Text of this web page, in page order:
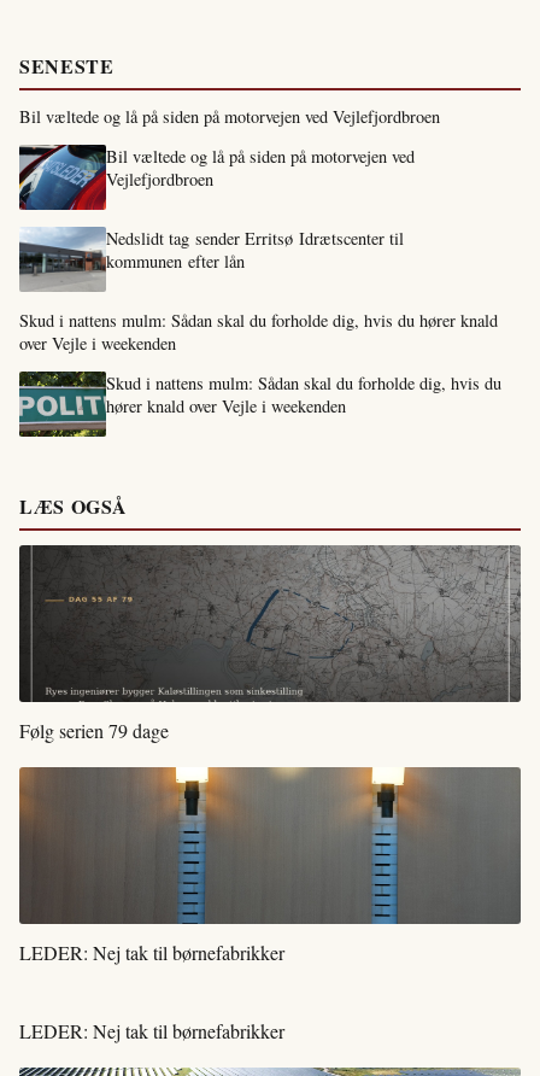
SENESTE
Bil væltede og lå på siden på motorvejen ved Vejlefjordbroen
Bil væltede og lå på siden på motorvejen ved
Vejlefjordbroen
Nedslidt tag sender Erritsø Idrætscenter til
kommunen efter lån
Skud i nattens mulm: Sådan skal du forholde dig, hvis du hører knald
over Vejle i weekenden
Skud i nattens mulm: Sådan skal du forholde dig, hvis du
hører knald over Vejle i weekenden
LÆS OGSÅ
Følg serien 79 dage
LEDER: Nej tak til børnefabrikker
LEDER: Nej tak til børnefabrikker